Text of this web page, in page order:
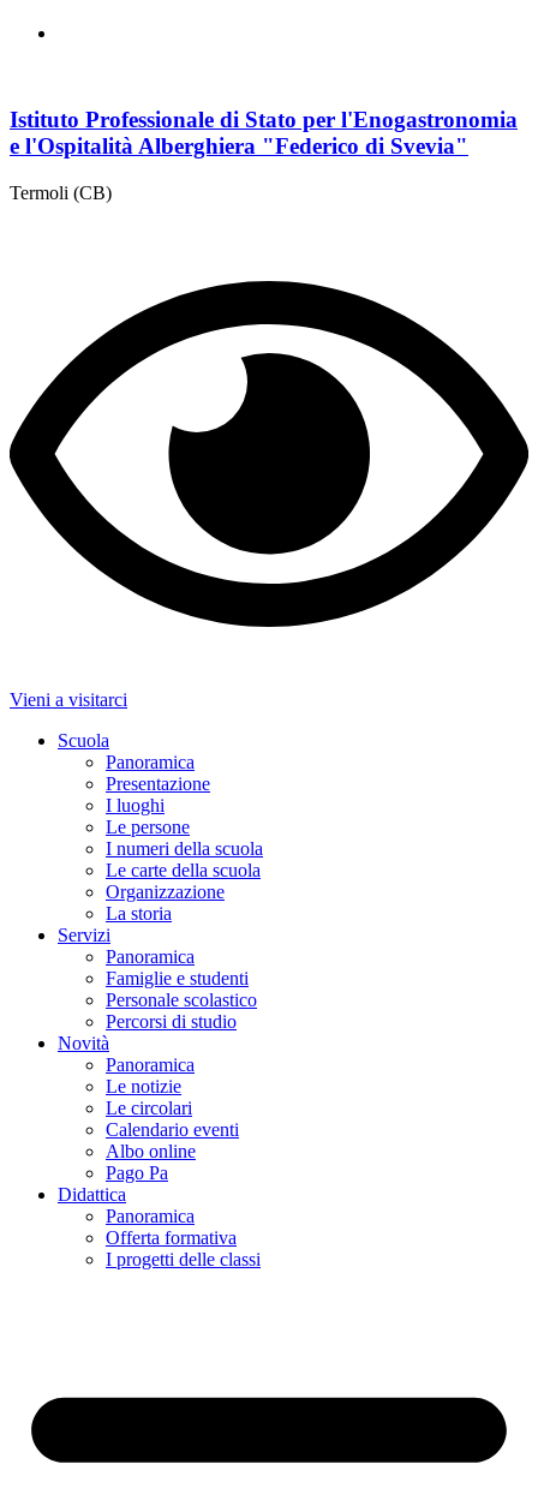
Istituto Professionale di Stato per l'Enogastronomia
e l'Ospitalità Alberghiera "Federico di Svevia"
Termoli (CB)
Vieni a visitarci
Scuola
Panoramica
Presentazione
I luoghi
Le persone
I numeri della scuola
Le carte della scuola
Organizzazione
La storia
Servizi
Panoramica
Famiglie e studenti
Personale scolastico
Percorsi di studio
Novità
Panoramica
Le notizie
Le circolari
Calendario eventi
Albo online
Pago Pa
Didattica
Panoramica
Offerta formativa
I progetti delle classi